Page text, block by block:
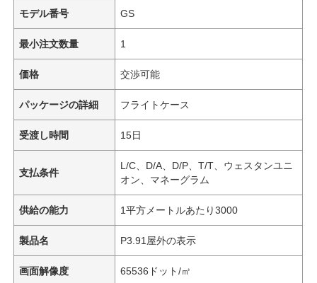
モデル番号 GS
最小注文数量 1
価格 交渉可能
パッケージの詳細 フライトケース
受渡し時間 15日
支払条件
L/C、D/A、D/P、T/T、ウェスタンユニ
オン、マネーグラム
供給の能力 1平方メートルあたり3000
製品名 P3.91屋外の表示
画面解像度 65536ドット/㎡